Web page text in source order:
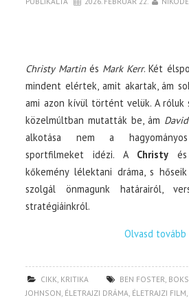
Christy Martinés Mark Kerr. Két
mindent elértek, amit akartak, ám
ami azon kívül történt velük. A
közelmúltban mutatták be, ám
alkotása nem a
sportfilmeket idézi. A Christy
kőkemény lélektani dráma, s
szolgál önmagunk határairól,
stratégiáinkról.
Olvasd tovább
CIKK, KRITIKA BEN FOSTER,
JOHNSON, ÉLETRAJZI DRÁMA, ÉLETRAJZI FILM,